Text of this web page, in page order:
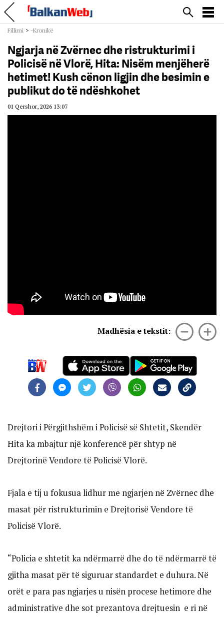
Fillimi > -Kronikë
Ngjarja në Zvërnec dhe ristrukturimi i
Policisë në Vlorë, Hita: Nisëm menjëherë
hetimet! Kush cënon ligjin dhe besimin e
publikut do të ndëshkohet
01 Qershor, 2026 13:07
Madhësia e tekstit:
Drejtori i Përgjithshëm i Policisë së Shtetit, Skendër
Hita ka mbajtur një konferencë për shtyp në
Drejtorinë Vendore të Policisë Vlorë.
Fjala e tij u fokusua lidhur me ngjarjen në Zvërnec dhe
masat për ristrukturimin e Drejtorisë Vendore të
Policisë Vlorë.
“Policia e shtetit ka ndërmarrë dhe do të ndërmarrë të
gjitha masat për të siguruar standardet e duhura. Në
orët e para pas ngjarjes u nisën procese hetimore dhe
administrative dhe sot prezantova drejtuesin e ri në